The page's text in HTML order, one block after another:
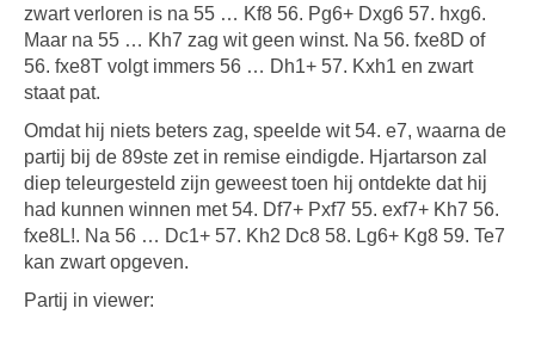
zwart verloren is na 55 … Kf8 56. Pg6+ Dxg6 57. hxg6.
Maar na 55 … Kh7 zag wit geen winst. Na 56. fxe8D of
56. fxe8T volgt immers 56 … Dh1+ 57. Kxh1 en zwart
staat pat.
Omdat hij niets beters zag, speelde wit 54. e7, waarna de
partij bij de 89ste zet in remise eindigde. Hjartarson zal
diep teleurgesteld zijn geweest toen hij ontdekte dat hij
had kunnen winnen met 54. Df7+ Pxf7 55. exf7+ Kh7 56.
fxe8L!. Na 56 … Dc1+ 57. Kh2 Dc8 58. Lg6+ Kg8 59. Te7
kan zwart opgeven.
Partij in viewer: